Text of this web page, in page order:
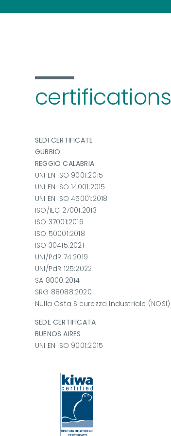
certifications
SEDI CERTIFICATE
GUBBIO
REGGIO CALABRIA
UNI EN ISO 9001:2015
UNI EN ISO 14001:2015
UNI EN ISO 45001:2018
ISO/IEC 27001:2013
ISO 37001:2016
ISO 50001:2018
ISO 30415:2021
UNI/PdR 74:2019
UNI/PdR 125:2022
SA 8000:2014
SRG 88088:2020
Nulla Osta Sicurezza Industriale (NOSI)
SEDE CERTIFICATA
BUENOS AIRES
UNI EN ISO 9001:2015